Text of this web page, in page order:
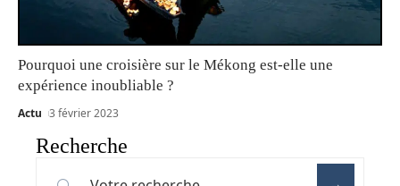
Pourquoi une croisière sur le Mékong est-elle une
expérience inoubliable ?
Actu 3 février 2023
Recherche